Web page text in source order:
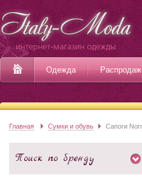
Одежда
Главная Сумки и обувь Сапоги
Поиск по бренду